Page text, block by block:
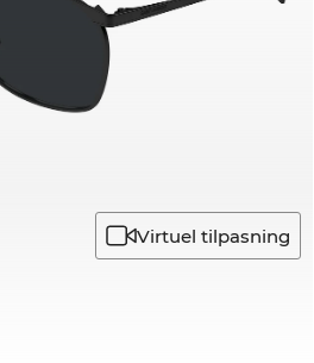
Virtuel tilpasning